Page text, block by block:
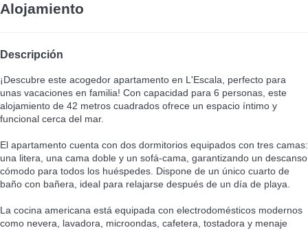
Alojamiento
Descripción
¡Descubre este acogedor apartamento en L'Escala, perfecto para
unas vacaciones en familia! Con capacidad para 6 personas, este
alojamiento de 42 metros cuadrados ofrece un espacio íntimo y
funcional cerca del mar.
El apartamento cuenta con dos dormitorios equipados con tres camas:
una litera, una cama doble y un sofá-cama, garantizando un descanso
cómodo para todos los huéspedes. Dispone de un único cuarto de
baño con bañera, ideal para relajarse después de un día de playa.
La cocina americana está equipada con electrodomésticos modernos
como nevera, lavadora, microondas, cafetera, tostadora y menaje